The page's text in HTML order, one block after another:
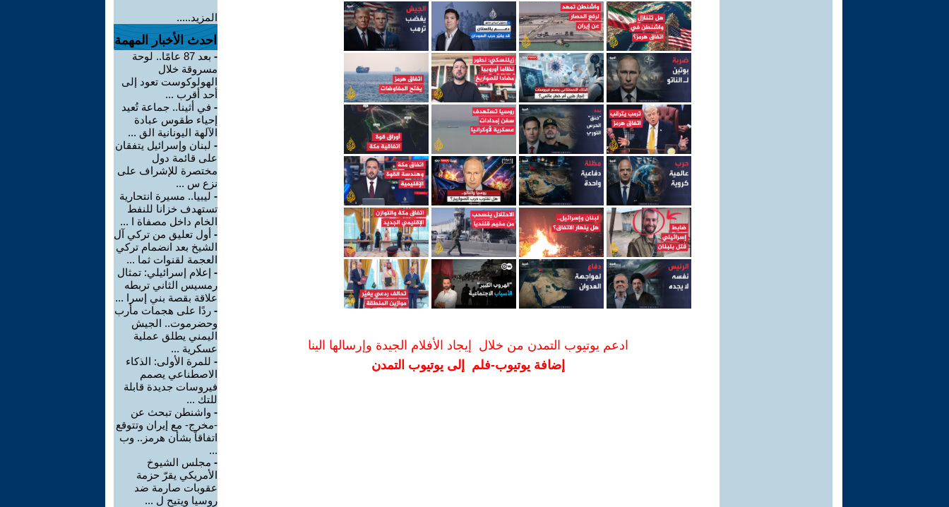
ادعم يوتيوب التمدن من خلال إيجاد الأفلام الجيدة وإرسالها الينا
إضافة يوتيوب-فلم إلى يوتيوب التمدن
المزيد.....
احدث الأخبار المهمة
-
بعد 87 عامًا.. لوحة
مسروقة خلال
الهولوكوست تعود إلى
أحد أقرب ...
- في أثينا.. جماعة تُعيد
إحياء طقوس عبادة
الآلهة اليونانية الق ...
- لبنان وإسرائيل يتفقان
على قائمة دول
مختصرة للإشراف على
نزع س ...
- ليبيا.. مسيرة انتحارية
تستهدف خزانا للنفط
الخام داخل مصفاة ا ...
- أول تعليق من تركي آل
الشيخ بعد انضمام تركي
العجمة لقنوات ثما ...
- إعلام إسرائيلي: تمثال
رمسيس الثاني تربطه
علاقة بقصة بني إسرا ...
- ردًا على هجمات مأرب
وحضرموت.. الجيش
اليمني يطلق عملية
عسكرية ...
- للمرة الأولى: الذكاء
الاصطناعي يصمم
فيروسات جديدة قابلة
للتك ...
- واشنطن تبحث عن
-مخرج- مع إيران وتتوقع
اتفاقاً بشأن هرمز.. وب
...
- مجلس الشيوخ
الأمريكي يقرّ حزمة
عقوبات صارمة ضد
روسيا ويتيح ل ...